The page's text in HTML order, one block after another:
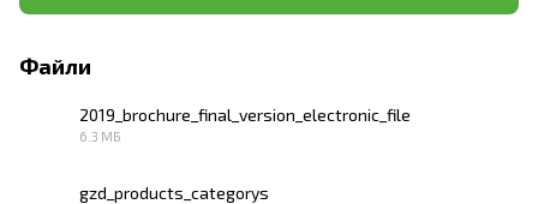
Файли
2019_brochure_final_version_electronic_file
6.3 МБ
gzd_products_categorys